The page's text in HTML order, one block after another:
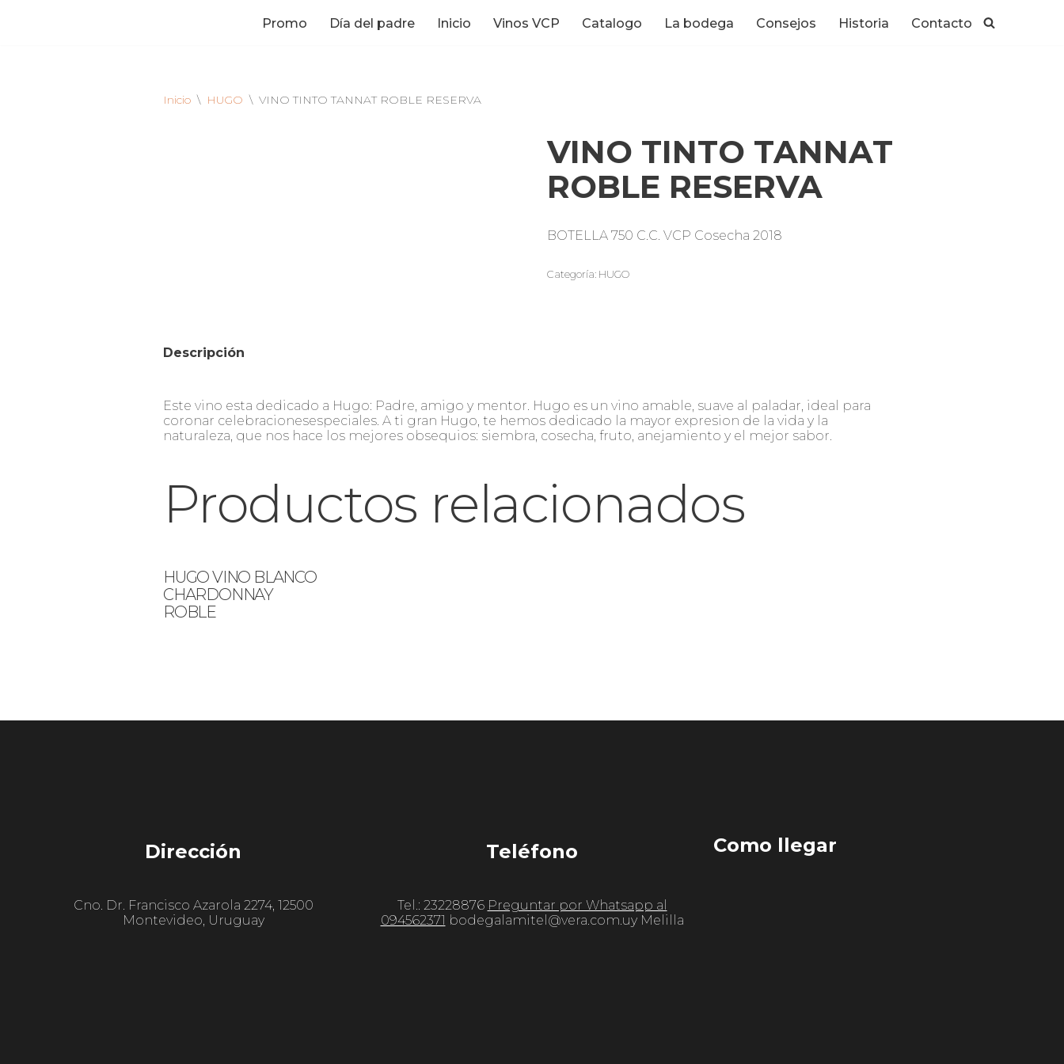
Promo Día del padre Inicio Vinos VCP Catalogo La bodega Consejos Historia Contacto
Inicio \ HUGO \ VINO TINTO TANNAT ROBLE RESERVA
VINO TINTO TANNAT
ROBLE RESERVA
BOTELLA 750 C.C. VCP Cosecha 2018
Categoría: HUGO
Descripción
Este vino esta dedicado a Hugo: Padre, amigo y mentor. Hugo es un vino amable, suave al paladar, ideal para
coronar celebracionesespeciales. A ti gran Hugo, te hemos dedicado la mayor expresion de la vida y la
naturaleza, que nos hace los mejores obsequios: siembra, cosecha, fruto, anejamiento y el mejor sabor.
Productos relacionados
HUGO VINO BLANCO
CHARDONNAY
ROBLE
Dirección
Cno. Dr. Francisco Azarola 2274, 12500
Montevideo, Uruguay
Teléfono
Tel.: 23228876 Preguntar por Whatsapp al
094562371 bodegalamitel@vera.com.uy Melilla
Como llegar